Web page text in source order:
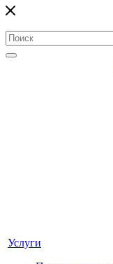
Услуги